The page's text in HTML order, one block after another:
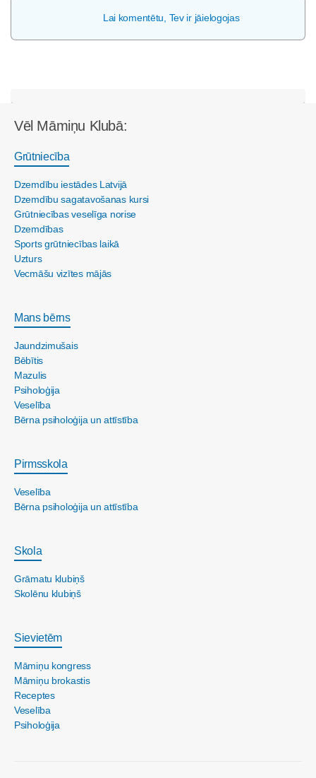
Lai komentētu, Tev ir jāielogojas
Vēl Māmiņu Klubā:
Grūtniecība
Dzemdību iestādes Latvijā
Dzemdību sagatavošanas kursi
Grūtniecības veselīga norise
Dzemdības
Sports grūtniecības laikā
Uzturs
Vecmāšu vizītes mājās
Mans bērns
Jaundzimušais
Bēbītis
Mazulis
Psiholoģija
Veselība
Bērna psiholoģija un attīstība
Pirmsskola
Veselība
Bērna psiholoģija un attīstība
Skola
Grāmatu klubiņš
Skolēnu klubiņš
Sievietēm
Māmiņu kongress
Māmiņu brokastis
Receptes
Veselība
Psiholoģija